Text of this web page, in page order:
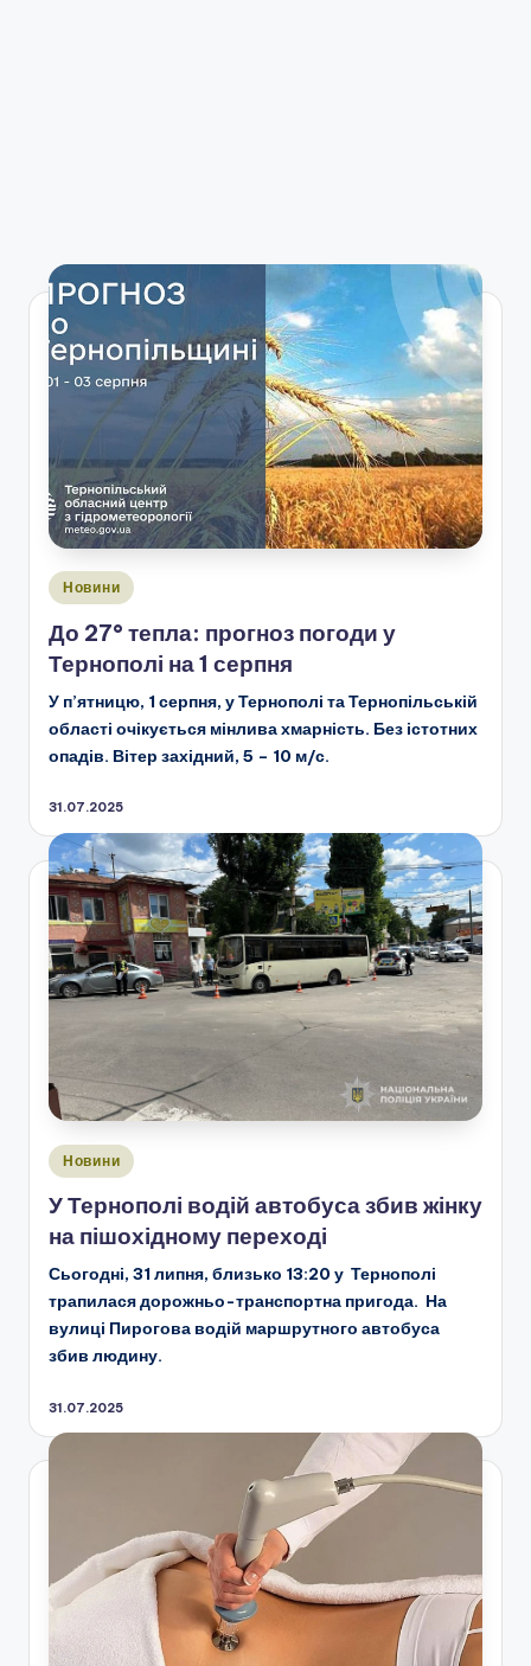
Опубліковано
Новини
До 27° тепла: прогноз погоди у
Тернополі на 1 серпня
У п’ятницю, 1 серпня, у Тернополі та Тернопільській
області очікується мінлива хмарність. Без істотних
опадів. Вітер західний, 5 – 10 м/с.
31.07.2025
Опубліковано
Новини
У Тернополі водій автобуса збив жінку
на пішохідному переході
Сьогодні, 31 липня, близько 13:20 у Тернополі
трапилася дорожньо-транспортна пригода. На
вулиці Пирогова водій маршрутного автобуса
збив людину.
31.07.2025